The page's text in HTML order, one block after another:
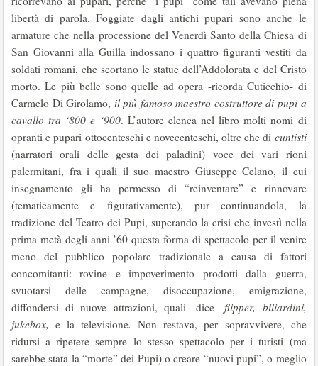
libertà di parola. Foggiate dagli antichi pupari sono anche le
armature che nella processione del Venerdì Santo della Chiesa di
San Giovanni alla Guilla indossano i quattro figuranti vestiti da
soldati romani, che scortano le statue dell’Addolorata e del Cristo
morto. Le più belle sono quelle ad opera -ricorda Cuticchio- di
Carmelo Di Girolamo, il più famoso maestro costruttore di pupi a
cavallo tra ‘800 e ‘900. L’autore elenca nel libro molti nomi di
opranti e pupari ottocenteschi e novecenteschi, oltre che di cuntisti
(narratori orali delle gesta dei paladini) voce dei vari rioni
palermitani, fra i quali il suo maestro Giuseppe Celano, il cui
insegnamento gli ha permesso di “reinventare” e rinnovare
(tematicamente e figurativamente), pur continuandola, la
tradizione del Teatro dei Pupi, superando la crisi che investì nella
prima metà degli anni ’60 questa forma di spettacolo per il venire
meno del pubblico popolare tradizionale a causa di fattori
concomitanti: rovine e impoverimento prodotti dalla guerra,
svuotarsi delle campagne, disoccupazione, emigrazione,
diffondersi di nuove attrazioni, quali -dice-flipper, biliardini,
jukebox,e la televisione. Non restava, per sopravvivere, che
ridursi a ripetere sempre lo stesso spettacolo per i turisti (ma
sarebbe stata la “morte” dei Pupi) o creare “nuovi pupi”, o meglio